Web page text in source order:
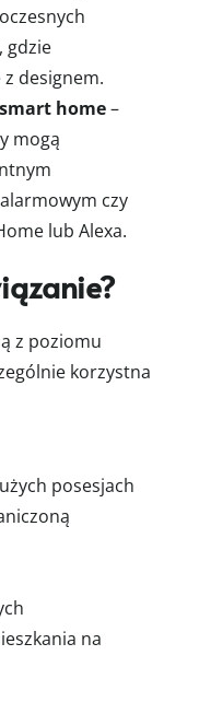
gdzie
designem.
home–
mogą
czy
lub Alexa.
z poziomu
korzystna
posesjach
na